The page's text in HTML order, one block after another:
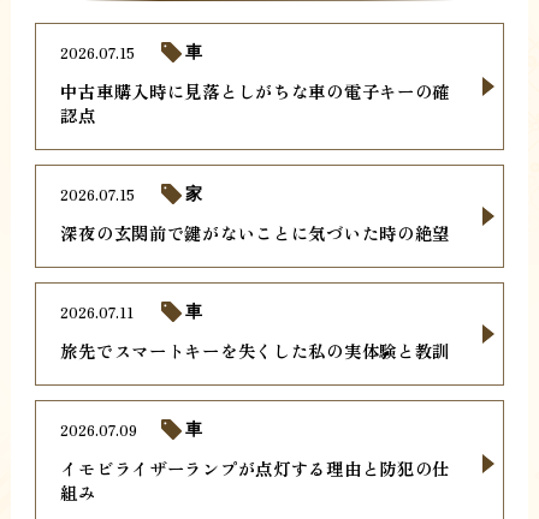
中古車購入時に見落としがちな車の電子キーの確
認点
2026.07.15 車
深夜の玄関前で鍵がないことに気づいた時の絶望
2026.07.15 家
旅先でスマートキーを失くした私の実体験と教訓
2026.07.11 車
イモビライザーランプが点灯する理由と防犯の仕
組み
2026.07.09 車